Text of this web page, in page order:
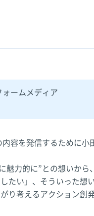
ームメディア
容を発信するために小
魅力的に”との想いから
たい」、そういった想
り考えるアクション創